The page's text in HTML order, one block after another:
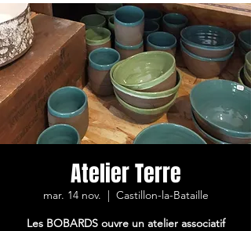
Atelier Terre
mar. 14 nov.
  |
Castillon-la-Bataille
Les BOBARDS ouvre un atelier associatif